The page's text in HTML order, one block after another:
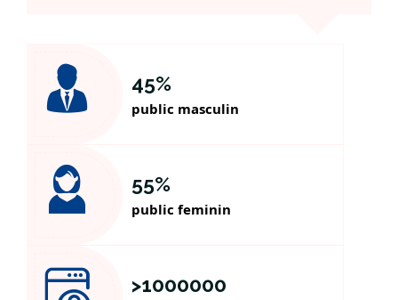
45%
public masculin
55%
public feminin
>1000000